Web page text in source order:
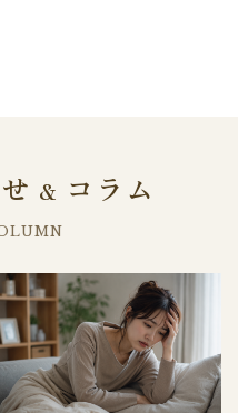
& コラム